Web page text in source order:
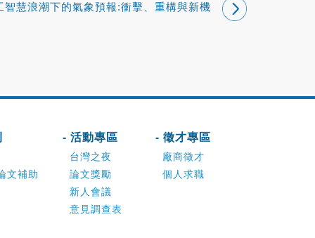
智慧浪潮下的氣象預報:衝擊、重構與新機
文補助
- 活動專區
台灣之夜
論文獎勵
新人會議
意見調查表
- 徵才專區
廠商徵才
個人求職